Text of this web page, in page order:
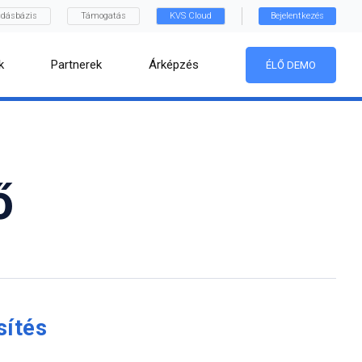
Támogatás KVS Cloud Bejelentkezés
Partnerek Árképzés ÉLŐ DEMO